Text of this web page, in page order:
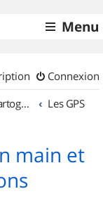
Menu
Connexion
Cartographie et GPS Les GPS
main et